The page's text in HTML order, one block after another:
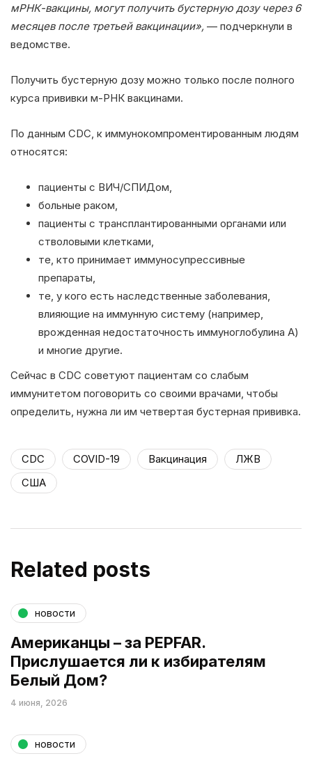
мРНК-вакцины, могут получить бустерную дозу через 6
месяцев после третьей вакцинации», — подчеркнули в
ведомстве.
Получить бустерную дозу можно только после полного
курса прививки м-РНК вакцинами.
По данным CDC, к иммунокомпроментированным людям
относятся:
пациенты с ВИЧ/СПИДом,
больные раком,
пациенты с трансплантированными органами или
стволовыми клетками,
те, кто принимает иммуносупрессивные
препараты,
те, у кого есть наследственные заболевания,
влияющие на иммунную систему (например,
врожденная недостаточность иммуноглобулина A)
и многие другие.
Сейчас в CDC советуют пациентам со слабым
иммунитетом поговорить со своими врачами, чтобы
определить, нужна ли им четвертая бустерная прививка.
CDC COVID-19 Вакцинация
ЛЖВ
США
Related posts
новости
Американцы – за PEPFAR.
Прислушается ли к избирателям
Белый Дом?
4 июня, 2026
новости